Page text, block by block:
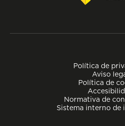
Política de
Aviso
Política de
Normativa de
Sistema interno de